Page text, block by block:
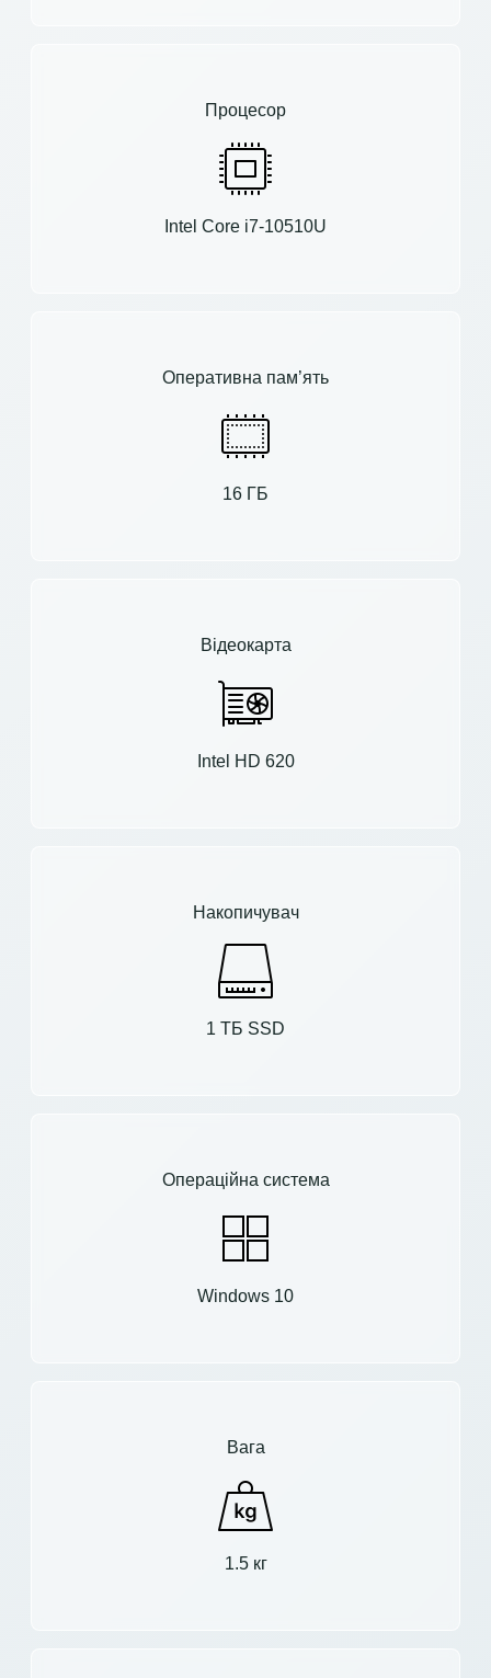
Процесор
Intel Core i7-10510U
Оперативна пам’ять
16 ГБ
Відеокарта
Intel HD 620
Накопичувач
1 ТБ SSD
Операційна система
Windows 10
Вага
1.5 кг